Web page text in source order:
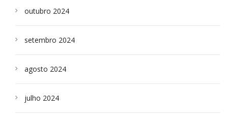
outubro 2024
setembro 2024
agosto 2024
julho 2024